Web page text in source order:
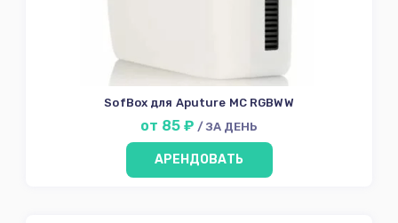
SofBox для Aputure MC RGBWW
от 85 ₽ / ЗА ДЕНЬ
АРЕНДОВАТЬ